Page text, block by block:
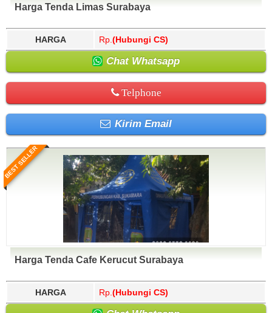
Harga Tenda Limas Surabaya
HARGA Rp. (Hubungi CS)
Chat Whatsapp
Telphone
Kirim Email
BEST SELLER
Harga Tenda Cafe Kerucut Surabaya
HARGA Rp. (Hubungi CS)